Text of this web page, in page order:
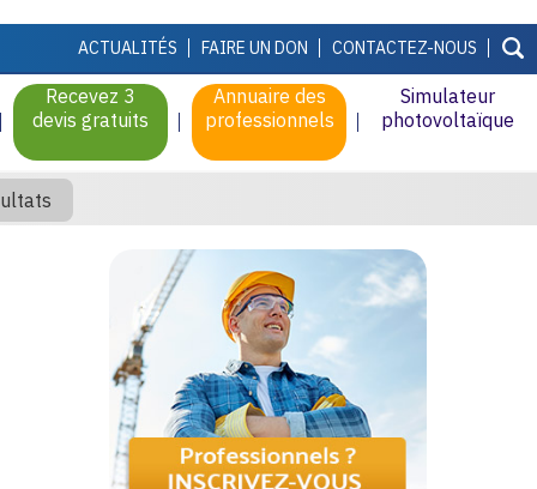
ACTUALITÉS FAIRE UN DON CONTACTEZ-NOUS
Recevez 3
devis gratuits
Annuaire des
professionnels
Simulateur
photovoltaïque